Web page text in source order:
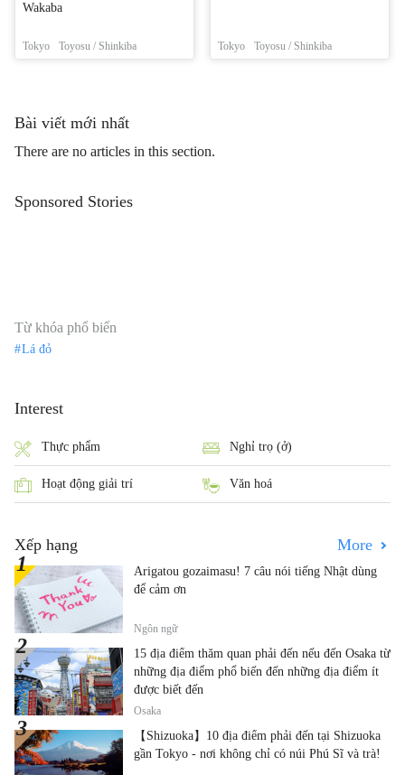
Wakaba
Tokyo Toyosu / Shinkiba Tokyo Toyosu / Shinkiba
Bài viết mới nhất
There are no articles in this section.
Sponsored Stories
Từ khóa phổ biến
Lá đỏ
Interest
Thực phẩm Nghỉ trọ (ở)
Hoạt động giải trí Văn hoá
Xếp hạng More
Arigatou gozaimasu! 7 câu nói tiếng Nhật dùng
để cảm ơn
Ngôn ngữ
15 địa điểm thăm quan phải đến nếu đến Osaka từ
những địa điểm phổ biến đến những địa điểm ít
được biết đến
Osaka
【Shizuoka】10 địa điểm phải đến tại Shizuoka
gần Tokyo - nơi không chỉ có núi Phú Sĩ và trà!